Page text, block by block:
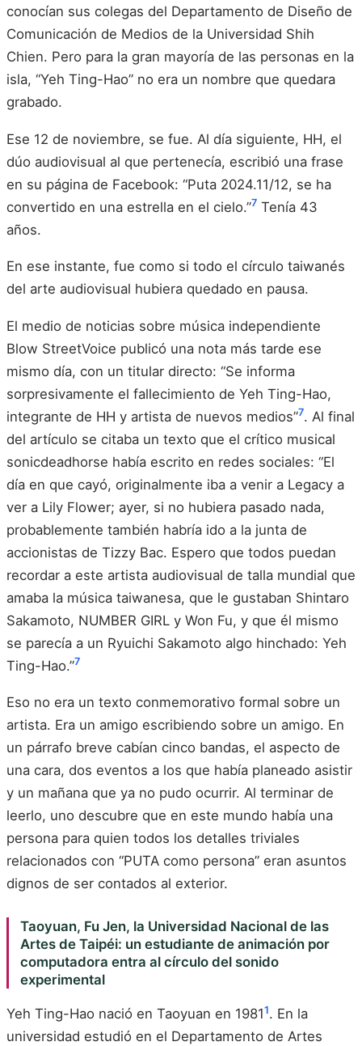
conocían sus colegas del Departamento de Diseño de
Comunicación de Medios de la Universidad Shih
Chien. Pero para la gran mayoría de las personas en la
isla, “Yeh Ting-Hao” no era un nombre que quedara
grabado.
Ese 12 de noviembre, se fue. Al día siguiente, HH, el
dúo audiovisual al que pertenecía, escribió una frase
en su página de Facebook: “Puta 2024.11/12, se ha
convertido en una estrella en el cielo.”7 Tenía 43
años.
En ese instante, fue como si todo el círculo taiwanés
del arte audiovisual hubiera quedado en pausa.
El medio de noticias sobre música independiente
Blow StreetVoice publicó una nota más tarde ese
mismo día, con un titular directo: “Se informa
sorpresivamente el fallecimiento de Yeh Ting-Hao,
integrante de HH y artista de nuevos medios”7. Al final
del artículo se citaba un texto que el crítico musical
sonicdeadhorse había escrito en redes sociales: “El
día en que cayó, originalmente iba a venir a Legacy a
ver a Lily Flower; ayer, si no hubiera pasado nada,
probablemente también habría ido a la junta de
accionistas de Tizzy Bac. Espero que todos puedan
recordar a este artista audiovisual de talla mundial que
amaba la música taiwanesa, que le gustaban Shintaro
Sakamoto, NUMBER GIRL y Won Fu, y que él mismo
se parecía a un Ryuichi Sakamoto algo hinchado: Yeh
Ting-Hao.”7
Eso no era un texto conmemorativo formal sobre un
artista. Era un amigo escribiendo sobre un amigo. En
un párrafo breve cabían cinco bandas, el aspecto de
una cara, dos eventos a los que había planeado asistir
y un mañana que ya no pudo ocurrir. Al terminar de
leerlo, uno descubre que en este mundo había una
persona para quien todos los detalles triviales
relacionados con “PUTA como persona” eran asuntos
dignos de ser contados al exterior.
Taoyuan, Fu Jen, la Universidad Nacional de las
Artes de Taipéi: un estudiante de animación por
computadora entra al círculo del sonido
experimental
Yeh Ting-Hao nació en Taoyuan en 19811. En la
universidad estudió en el Departamento de Artes